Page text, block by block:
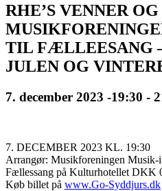
RHE’S VENNER OG
TIL FÆLLEESANG
JULEN OG
7. december 2023 -19:30 -
7. DECEMBER 2023 KL. 19:30
Arrangør: Musikforeningen
Fællessang på Kulturhotellet DKK
Køb billet på www.Go-Syddjurs.dk